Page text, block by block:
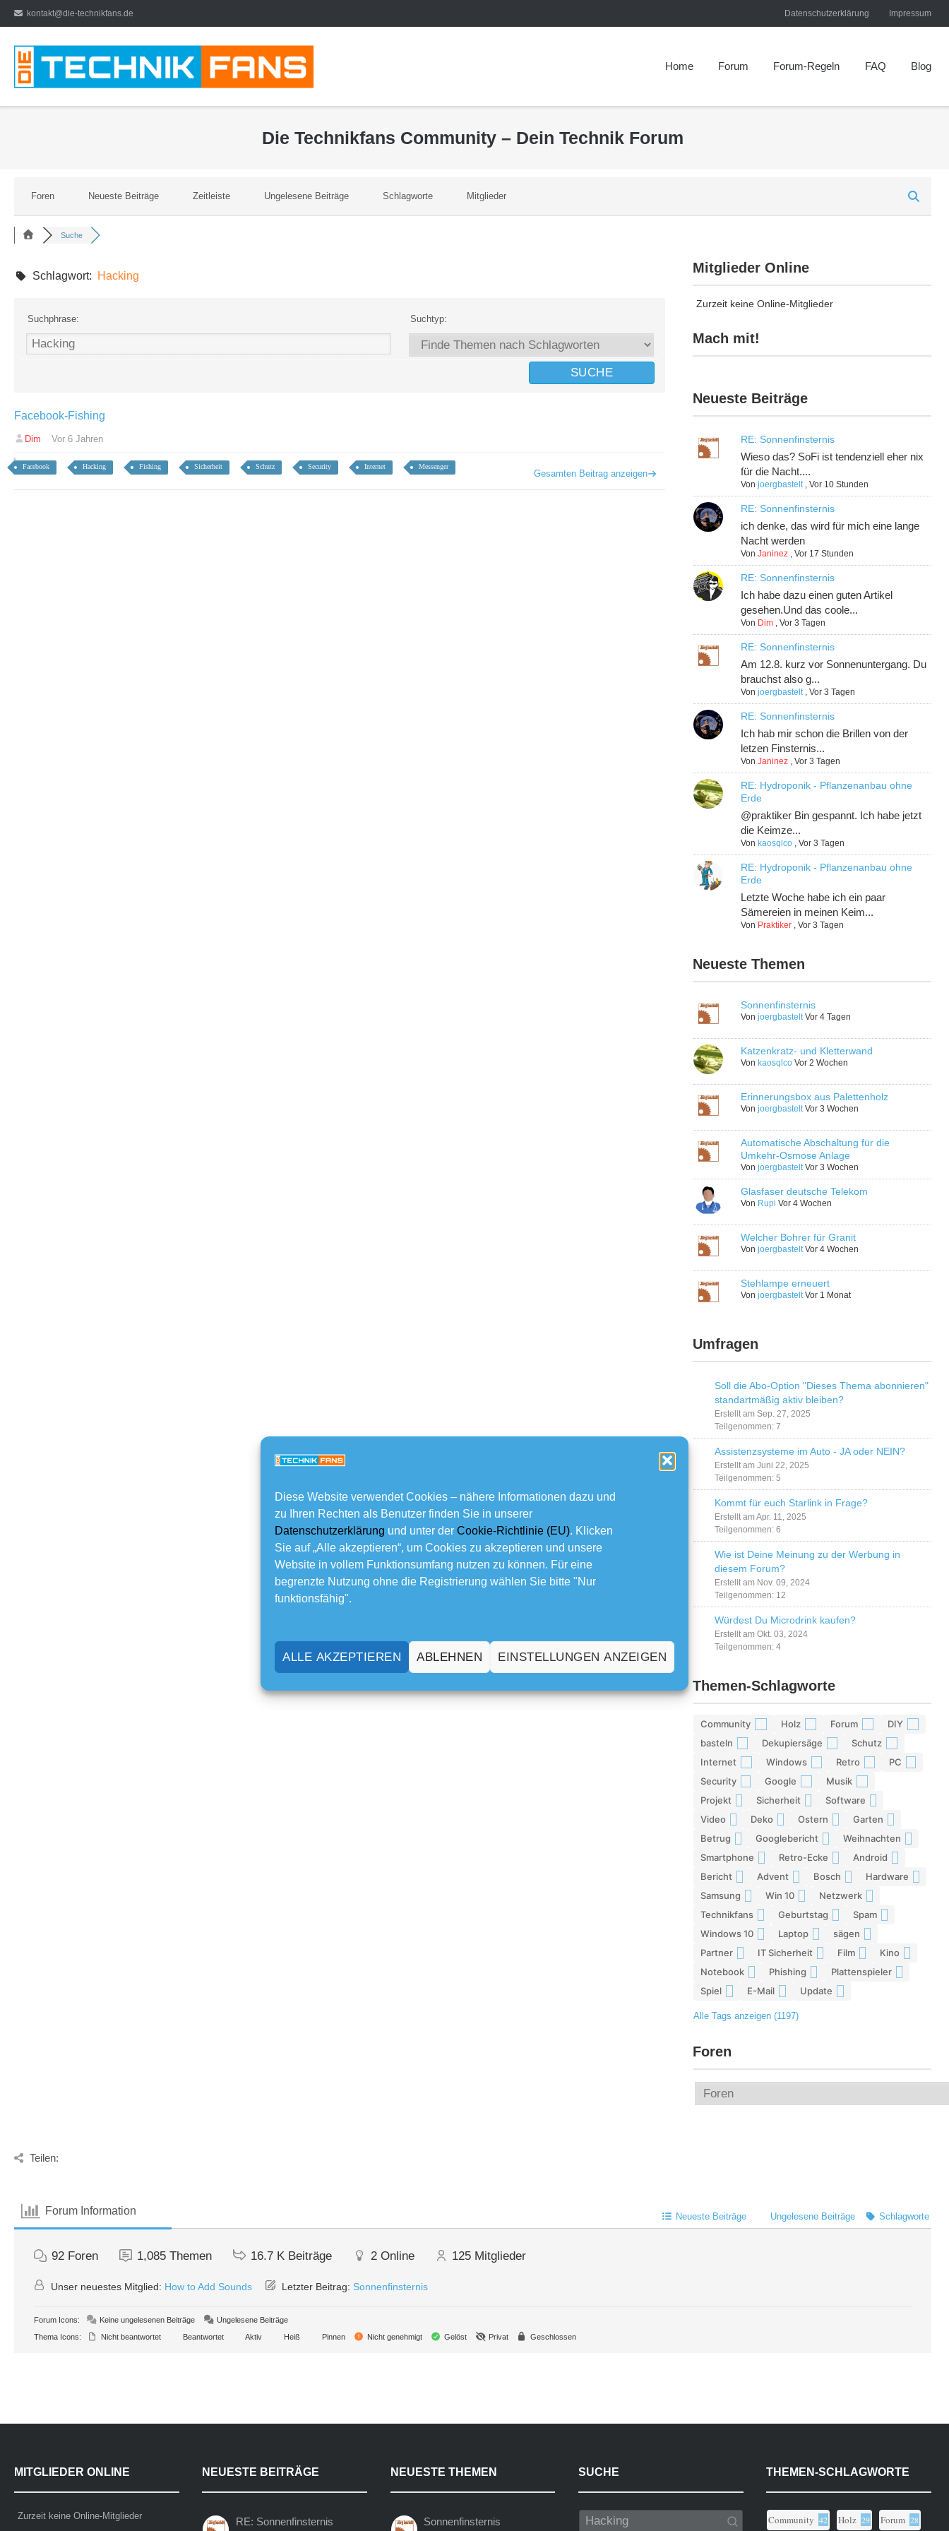
Diese Website verwendet Cookies – nähere Informationen dazu und
zu Ihren Rechten als Benutzer finden Sie in unserer
Datenschutzerklärung und unter der Cookie-Richtlinie (EU). Klicken
Sie auf „Alle akzeptieren“, um Cookies zu akzeptieren und unsere
Website in vollem Funktionsumfang nutzen zu können. Für eine
begrenzte Nutzung ohne die Registrierung wählen Sie bitte "Nur
funktionsfähig".
ALLE AKZEPTIEREN ABLEHNEN EINSTELLUNGEN ANZEIGEN
Direkt
zum
Inhalt
kontakt@die-technikfans.de Datenschutzerklärung Impressum
Home Forum Forum-Regeln FAQ Blog
Die Technikfans Community – Dein Technik Forum
Foren Neueste Beiträge Zeitleiste Ungelesene Beiträge Schlagworte Mitglieder
Suche
Schlagwort: Hacking
Suchphrase: Suchtyp:
Facebook-Fishing
Dim Vor 6 Jahren
Facebook Hacking Fishing Sicherheit Schutz Security Internet Messenger
Gesamten Beitrag anzeigen
Mitglieder Online
Zurzeit keine Online-Mitglieder
Mach mit!
Neueste Beiträge
RE: Sonnenfinsternis
Wieso das? SoFi ist tendenziell eher nix
für die Nacht....
Vonjoergbastelt ,Vor 10 Stunden
RE: Sonnenfinsternis
ich denke, das wird für mich eine lange
Nacht werden
VonJaninez ,Vor 17 Stunden
RE: Sonnenfinsternis
Ich habe dazu einen guten Artikel
gesehen.Und das coole...
Von Dim ,Vor 3 Tagen
RE: Sonnenfinsternis
Am 12.8. kurz vor Sonnenuntergang. Du
brauchst also g...
Vonjoergbastelt ,Vor 3 Tagen
RE: Sonnenfinsternis
Ich hab mir schon die Brillen von der
letzen Finsternis...
VonJaninez ,Vor 3 Tagen
RE: Hydroponik - Pflanzenanbau ohne
Erde
@praktiker Bin gespannt. Ich habe jetzt
die Keimze...
Vonkaosqlco ,Vor 3 Tagen
RE: Hydroponik - Pflanzenanbau ohne
Erde
Letzte Woche habe ich ein paar
Sämereien in meinen Keim...
Von Praktiker ,Vor 3 Tagen
Neueste Themen
Sonnenfinsternis
Vonjoergbastelt Vor 4 Tagen
Katzenkratz- und Kletterwand
Vonkaosqlco Vor 2 Wochen
Erinnerungsbox aus Palettenholz
Vonjoergbastelt Vor 3 Wochen
Automatische Abschaltung für die
Umkehr-Osmose Anlage
Vonjoergbastelt Vor 3 Wochen
Glasfaser deutsche Telekom
Von Rupi Vor 4 Wochen
Welcher Bohrer für Granit
Vonjoergbastelt Vor 4 Wochen
Stehlampe erneuert
Vonjoergbastelt Vor 1 Monat
Umfragen
Soll die Abo-Option "Dieses Thema abonnieren"
standartmäßig aktiv bleiben?
Erstellt am Sep. 27, 2025
Teilgenommen: 7
Assistenzsysteme im Auto - JA oder NEIN?
Erstellt am Juni 22, 2025
Teilgenommen: 5
Kommt für euch Starlink in Frage?
Erstellt am Apr. 11, 2025
Teilgenommen: 6
Wie ist Deine Meinung zu der Werbung in
diesem Forum?
Erstellt am Nov. 09, 2024
Teilgenommen: 12
Würdest Du Microdrink kaufen?
Erstellt am Okt. 03, 2024
Teilgenommen: 4
Themen-Schlagworte
Community Holz Forum DIY
basteln Dekupiersäge Schutz
Internet Windows Retro PC
Security Google Musik
Projekt Sicherheit Software
Video Deko Ostern Garten
Betrug Googlebericht Weihnachten
Smartphone Retro-Ecke Android
Bericht Advent Bosch Hardware
Samsung Win 10 Netzwerk
Technikfans Geburtstag Spam
Windows 10 Laptop sägen
Partner IT Sicherheit Film Kino
Notebook Phishing Plattenspieler
Spiel E-Mail Update
Alle Tags anzeigen (1197)
Foren
Teilen:
Forum Information Neueste Beiträge Ungelesene Beiträge Schlagworte
92 Foren 1,085 Themen 16.7 K Beiträge 2 Online 125 Mitglieder
Unser neuestes Mitglied: How to Add Sounds Letzter Beitrag: Sonnenfinsternis
Forum Icons: Keine ungelesenen Beiträge
Ungelesene Beiträge
Thema Icons:
Nicht beantwortet Beantwortet Aktiv Heiß Pinnen Nicht genehmigt Gelöst Privat Geschlossen
MITGLIEDER ONLINE
Zurzeit keine Online-Mitglieder
NEUESTE BEITRÄGE
RE: Sonnenfinsternis
NEUESTE THEMEN
Sonnenfinsternis
SUCHE THEMEN-SCHLAGWORTE
Community 42 Holz 29 Forum 28